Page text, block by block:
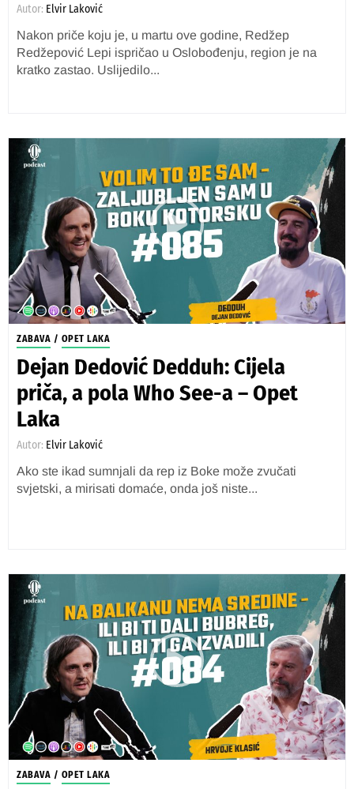
Autor: Elvir Laković
Nakon priče koju je, u martu ove godine, Redžep
Redžepović Lepi ispričao u Oslobođenju, region je na
kratko zastao. Uslijedilo...
ZABAVA / OPET LAKA
Dejan Dedović Dedduh: Cijela
priča, a pola Who See-a – Opet
Laka
Autor: Elvir Laković
Ako ste ikad sumnjali da rep iz Boke može zvučati
svjetski, a mirisati domaće, onda još niste...
ZABAVA / OPET LAKA